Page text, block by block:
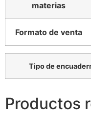
materias
Formato de venta
Tipo de
Productos